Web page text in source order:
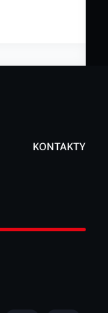
KONTAKTY